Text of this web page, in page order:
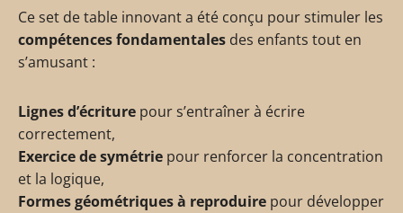
Ce set de table innovant a été conçu pour stimuler les
compétences fondamentales des enfants tout en
s’amusant :
Lignes d’écriture pour s’entraîner à écrire
correctement,
Exercice de symétrie pour renforcer la concentration
et la logique,
Formes géométriques à reproduire pour développer